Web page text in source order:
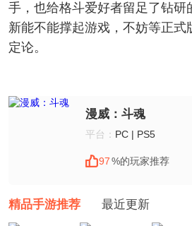
手，也给格斗爱好者留足了钻研
新能不能撑起游戏，不妨等正式
定论。
漫威：斗魂
平台： PC | PS5
97%的玩家推荐
精品手游推荐 最近更新